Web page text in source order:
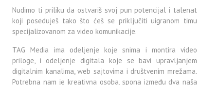
Nudimo ti priliku da ostvariš svoj pun potencijal i talenat
koji poseduješ tako što ćeš se priključiti uigranom timu
specijalizovanom za video komunikacije.
TAG Media ima odeljenje koje snima i montira video
priloge, i odeljenje digitala koje se bavi upravljanjem
digitalnim kanalima, web sajtovima i društvenim mrežama.
Potrebna nam je kreativna osoba, spona između dva naša